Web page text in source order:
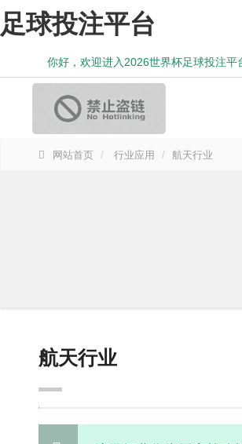
足球投注平台
你好，欢迎进入2026世界杯足球投注平
网站首页 行业应用 航天行业
航天行业